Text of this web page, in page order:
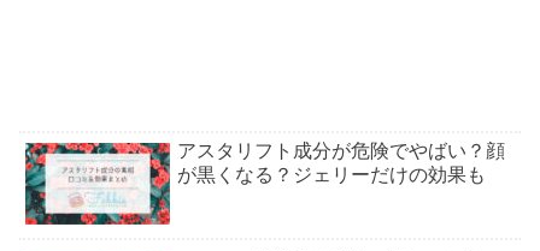
アスタリフト成分が危険でやばい？顔
が黒くなる？ジェリーだけの効果も